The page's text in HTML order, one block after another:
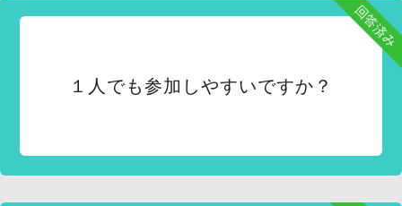
回答済み
１人でも参加しやすいですか？